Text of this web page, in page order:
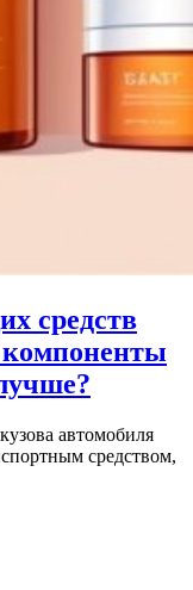
средств
компоненты
автомобиля
средством,